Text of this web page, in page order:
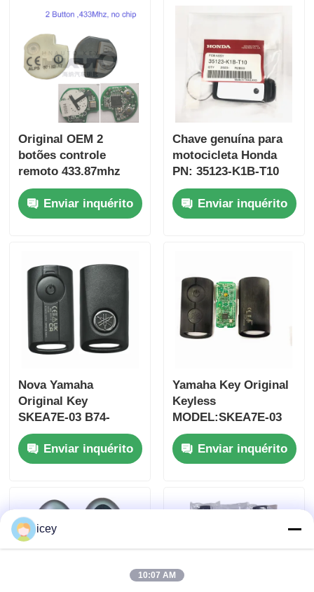
Original OEM 2
botões controle
remoto 433.87mhz
FSK para Su-zuki
Jim-ny 2005-2017
Sem chip 37182-A7
50pcs
Enviar inquérito
Chave genuína para
motocicleta Honda
PN: 35123-K1B-T10
chave remota de três
botões
FSK433.92MHz chip
Enviar inquérito
Nova Yamaha
Original Key
SKEA7E-03 B74-
H6261-02 662F-
SKEA7D03
Enviar inquérito
Yamaha Key Original
Keyless
MODEL:SKEA7E-03
Para Yamaha Smart
Remote Key B74-
H6261-02/662F-
Enviar inquérito
icey
10:07 AM